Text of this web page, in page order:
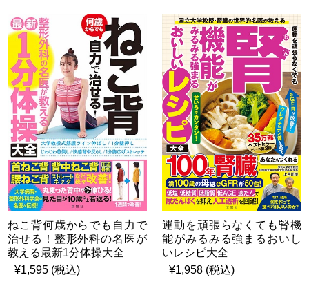
ねこ背何歳からでも自力で
治せる！整形外科の名医が
教える最新1分体操大全
¥1,595 (税込)
運動を頑張らなくても腎機
能がみるみる強まるおいし
いレシピ大全
¥1,958 (税込)